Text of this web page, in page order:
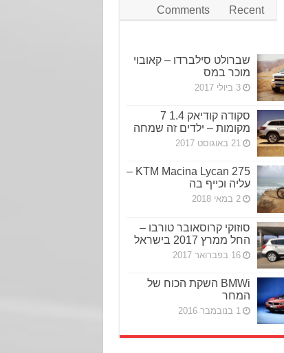
Recent
Comments
שברולט סילברדו – קאובוי
מוכר במס
3 ביולי 2017
סקודה קודיאק 1.4 7
מקומות – ילדים זה שמחה
21 באוגוסט 2017
KTM Macina Lycan 275 –
עליה וכייף בה
2 במאי 2018
סוזוקי קרוסאובר טורבו –
החל ממרץ 2017 בישראל
16 בפברואר 2017
BMWi השקת הכוח של
המחר
1 בנובמבר 2016